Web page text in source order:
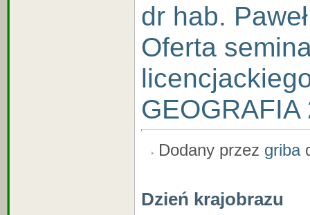
dr hab.
Oferta
Dodany przez griba
Dzień krajobrazu